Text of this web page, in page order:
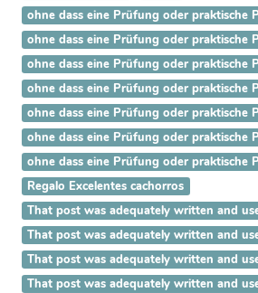
ohne dass eine Prüfung oder praktische
ohne dass eine Prüfung oder praktische
ohne dass eine Prüfung oder praktische
ohne dass eine Prüfung oder praktische
ohne dass eine Prüfung oder praktische
ohne dass eine Prüfung oder praktische
ohne dass eine Prüfung oder praktische
Regalo Excelentes cachorros
That post was adequately written and
That post was adequately written and
That post was adequately written and
That post was adequately written and